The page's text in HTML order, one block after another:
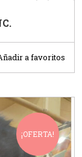
a favoritos
¡OFERTA!